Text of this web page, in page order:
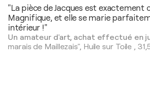
"La pièce de Jacques est exactement
Magnifique, et elle se marie
intérieur !"
Un amateur d'art, achat effectué en
marais de Maillezais", Huile sur Toile ,